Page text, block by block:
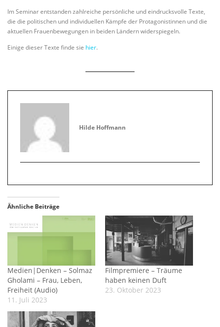
Im Seminar entstanden zahlreiche persönliche und eindrucksvolle Texte,
die die politischen und individuellen Kämpfe der Protagonistinnen und die
aktuellen Frauenbewegungen in beiden Ländern widerspiegeln.
Einige dieser Texte finde sie hier.
Hilde Hoffmann
Ähnliche Beiträge
Medien|Denken – Solmaz
Gholami – Frau, Leben,
Freiheit (Audio)
11. Juli 2023
Filmpremiere – Träume
haben keinen Duft
23. Oktober 2023